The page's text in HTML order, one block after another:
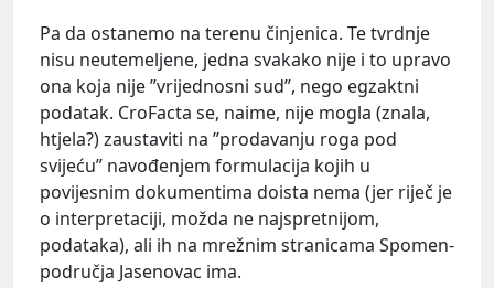
Pa da ostanemo na terenu činjenica. Te tvrdnje
nisu neutemeljene, jedna svakako nije i to upravo
ona koja nije ”vrijednosni sud”, nego egzaktni
podatak. CroFacta se, naime, nije mogla (znala,
htjela?) zaustaviti na ”prodavanju roga pod
svijeću” navođenjem formulacija kojih u
povijesnim dokumentima doista nema (jer riječ je
o interpretaciji, možda ne najspretnijom,
podataka), ali ih na mrežnim stranicama Spomen-
područja Jasenovac ima.